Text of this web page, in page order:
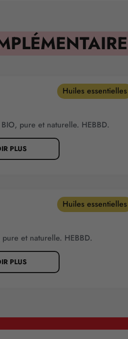
Huiles essentielles
pure et naturelle. HEBBD.
PLUS
Huiles essentielles
et naturelle. HEBBD.
PLUS